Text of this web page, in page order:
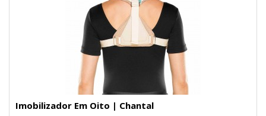
Imobilizador Em Oito | Chantal